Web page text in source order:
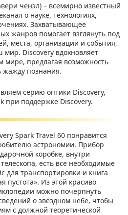
ченэл) – всемирно известный
о науке, технологиях,
Захватывающее
жанров помогает взглянуть под
места, организации и события,
Discovery вдохновляет
предлагая возможность
жажду познания.
серию оптики Discovery,
при поддержке Discovery.
Spark Travel 60 понравится
астрономии. Прибор
коробке, внутри
есть все необходимые
для транспортировки и книга
пустота». Из этой красиво
можно почерпнуть
о звездном небе, чтобы
с должной теоретической